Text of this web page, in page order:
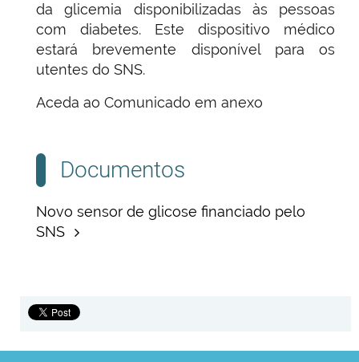
da glicemia disponibilizadas às pessoas
com diabetes. Este dispositivo médico
estará brevemente disponível para os
utentes do SNS.
Aceda ao Comunicado em anexo
Documentos
Novo sensor de glicose financiado pelo
SNS